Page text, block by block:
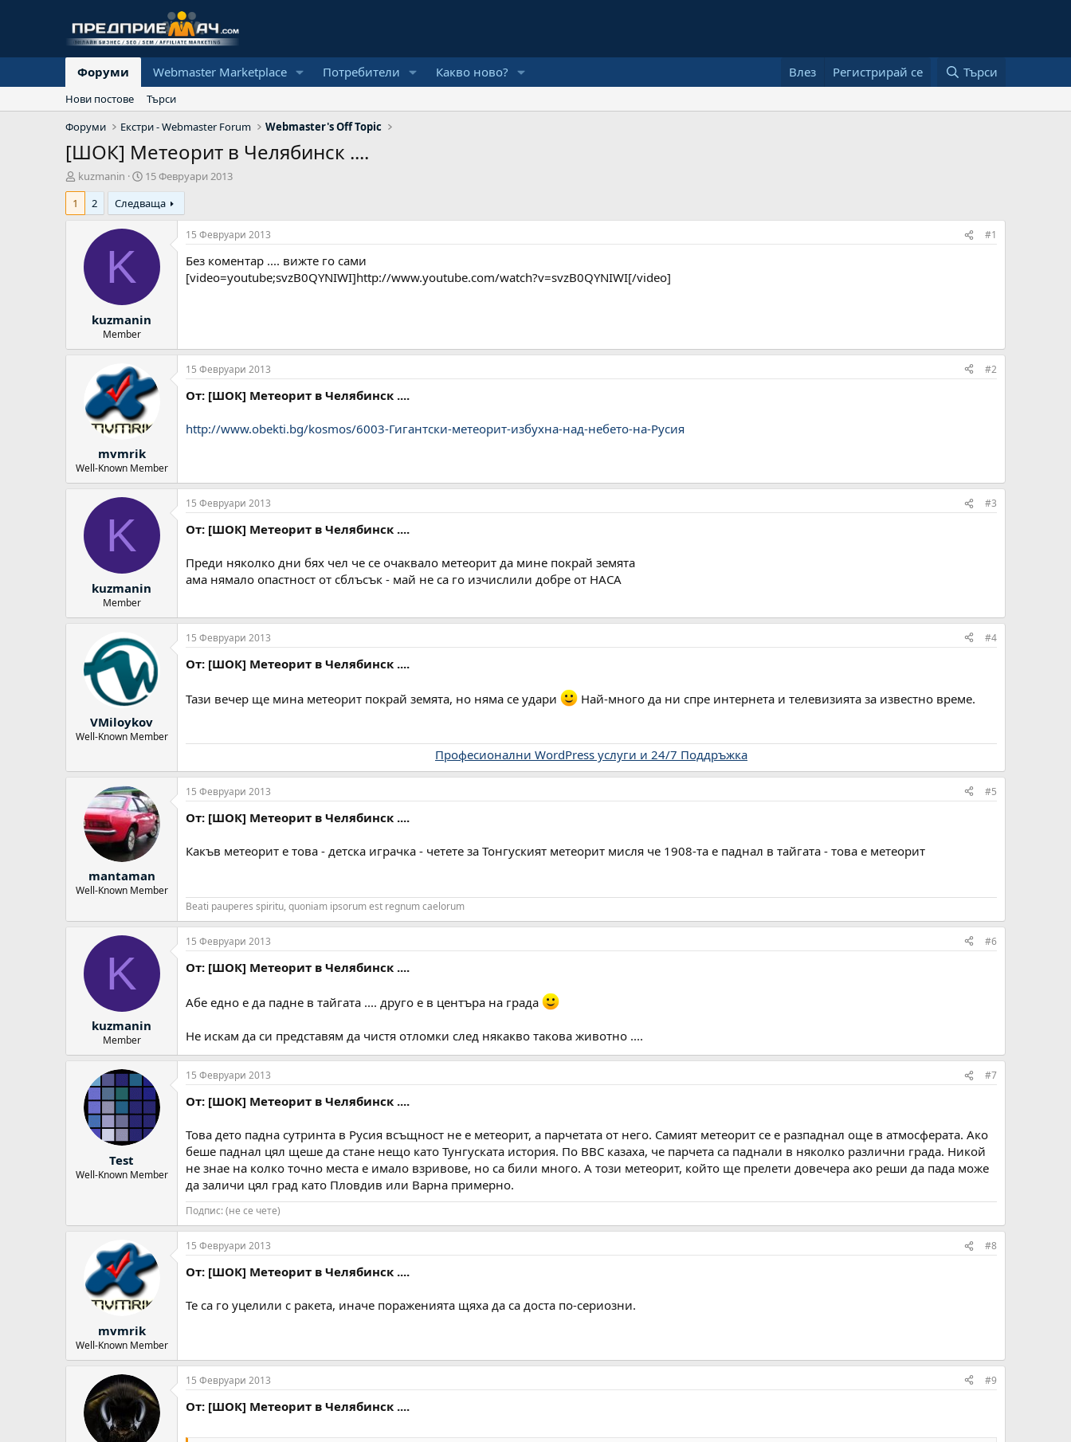
Форуми Webmaster Marketplace Потребители Какво ново? Влез Регистрирай се Търси
Нови постове
Търси
Форуми
Екстри - Webmaster Forum Webmaster's Off Topic
[ШОК] Метеорит в Челябинск ....
А
в
о
kuzmanin
Н
а
ч
а
л
а
а
15 Февруари 2013
1
2 Следваща
K
kuzmanin
Member
15 Февруари 2013 #1
Без коментар .... вижте го сами
[video=youtube;svzB0QYNIWI]http://www.youtube.com/watch?v=svzB0QYNIWI[/video]
mvmrik
Well-Known Member
15 Февруари 2013 #2
От: [ШОК] Метеорит в Челябинск ....
http://www.obekti.bg/kosmos/6003-Гигантски-метеорит-избухна-над-небето-на-Русия
K
kuzmanin
Member
15 Февруари 2013 #3
От: [ШОК] Метеорит в Челябинск ....
Преди няколко дни бях чел че се очаквало метеорит да мине покрай земята
ама нямало опастност от сблъсък - май не са го изчислили добре от НАСА
VMiloykov
Well-Known Member
15 Февруари 2013 #4
От: [ШОК] Метеорит в Челябинск ....
Тази вечер ще мина метеорит покрай земята, но няма се удари Най-много да ни спре интернета и телевизията за известно време.
Професионални WordPress услуги и 24/7 Поддръжка
mantaman
Well-Known Member
15 Февруари 2013 #5
От: [ШОК] Метеорит в Челябинск ....
Какъв метеорит е това - детска играчка - четете за Тонгуският метеорит мисля че 1908-та е паднал в тайгата - това е метеорит
Beati pauperes spiritu, quoniam ipsorum est regnum caelorum
K
kuzmanin
Member
15 Февруари 2013 #6
От: [ШОК] Метеорит в Челябинск ....
Абе едно е да падне в тайгата .... друго е в центъра на града
Не искам да си представям да чистя отломки след някакво такова животно ....
Test
Well-Known Member
15 Февруари 2013 #7
От: [ШОК] Метеорит в Челябинск ....
Това дето падна сутринта в Русия всъщност не е метеорит, а парчетата от него. Самият метеорит се е разпаднал още в атмосферата. Ако
беше паднал цял щеше да стане нещо като Тунгуската история. По BBC казаха, че парчета са паднали в няколко различни града. Никой
не знае на колко точно места е имало взривове, но са били много. А този метеорит, който ще прелети довечера ако реши да пада може
да заличи цял град като Пловдив или Варна примерно.
Подпис: (не се чете)
mvmrik
Well-Known Member
15 Февруари 2013 #8
От: [ШОК] Метеорит в Челябинск ....
Те са го уцелили с ракета, иначе пораженията щяха да са доста по-сериозни.
15 Февруари 2013 #9
От: [ШОК] Метеорит в Челябинск ....